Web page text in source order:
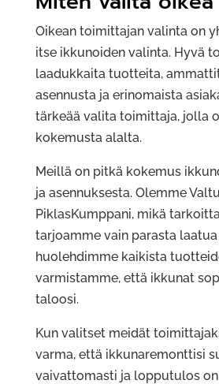
Oikean toimittajan valinta on
itse ikkunoiden valinta. Hyvä
laadukkaita tuotteita,
asennusta ja erinomaista
tärkeää valita toimittaja, jolla
kokemusta alalta.
Meillä on pitkä kokemus
ja asennuksesta. Olemme
PiklasKumppani, mikä
tarjoamme vain parasta
huolehdimme kaikista
varmistamme, että ikkunat
taloosi.
Kun valitset meidät
varma, että ikkunaremonttisi
vaivattomasti ja lopputulos